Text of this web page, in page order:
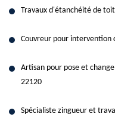
Travaux d'étanchéité de
Couvreur pour
Artisan pour pose et
22120
Spécialiste zingueur et